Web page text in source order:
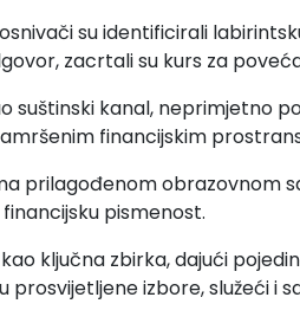
su identificirali
zacrtali su kurs za
suštinski kanal, neprimjetno
financijskim
prilagođenom obrazovnom
pismenost.
ključna zbirka, dajući
izbore, služeći i